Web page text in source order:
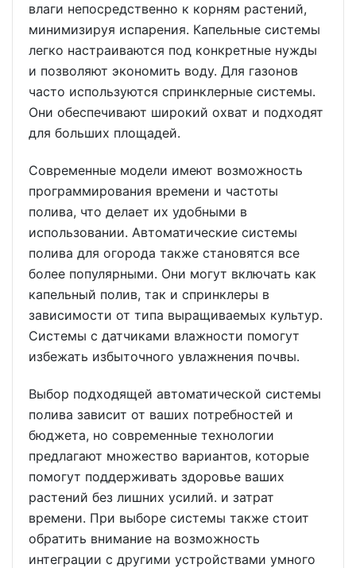
влаги непосредственно к корням растений,
минимизируя испарения. Капельные системы
легко настраиваются под конкретные нужды
и позволяют экономить воду. Для газонов
часто используются спринклерные системы.
Они обеспечивают широкий охват и подходят
для больших площадей.
Современные модели имеют возможность
программирования времени и частоты
полива, что делает их удобными в
использовании. Автоматические системы
полива для огорода также становятся все
более популярными. Они могут включать как
капельный полив, так и спринклеры в
зависимости от типа выращиваемых культур.
Системы с датчиками влажности помогут
избежать избыточного увлажнения почвы.
Выбор подходящей автоматической системы
полива зависит от ваших потребностей и
бюджета, но современные технологии
предлагают множество вариантов, которые
помогут поддерживать здоровье ваших
растений без лишних усилий. и затрат
времени. При выборе системы также стоит
обратить внимание на возможность
интеграции с другими устройствами умного